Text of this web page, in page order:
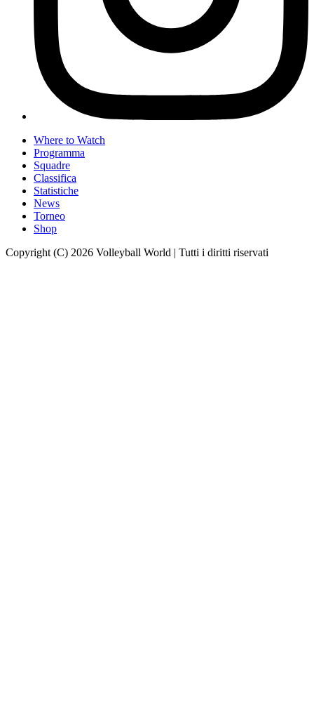
Where to Watch
Programma
Squadre
Classifica
Statistiche
News
Torneo
Shop
Copyright (C) 2026 Volleyball World | Tutti i diritti riservati